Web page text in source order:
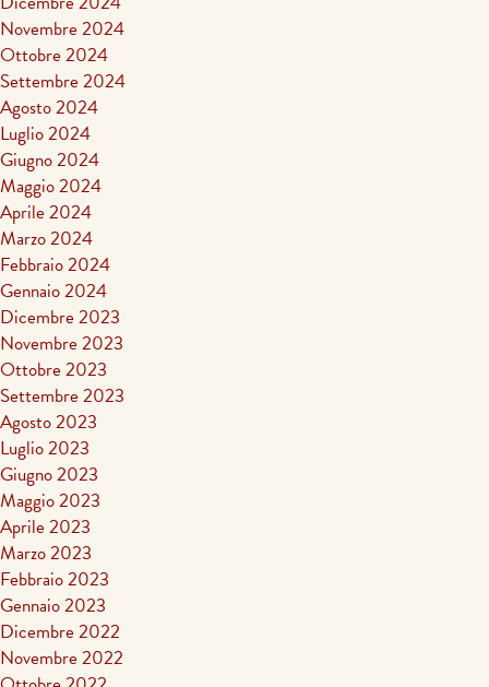
Novembre 2024
Ottobre 2024
Settembre 2024
Agosto 2024
Luglio 2024
Giugno 2024
Maggio 2024
Aprile 2024
Marzo 2024
Febbraio 2024
Gennaio 2024
Dicembre 2023
Novembre 2023
Ottobre 2023
Settembre 2023
Agosto 2023
Luglio 2023
Giugno 2023
Maggio 2023
Aprile 2023
Marzo 2023
Febbraio 2023
Gennaio 2023
Dicembre 2022
Novembre 2022